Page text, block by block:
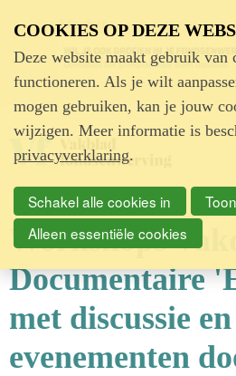
Advertentie
Workshops
Documentaire
met discussie
evenementen
COOKIES OP DEZE
Deze website maakt gebruik van
functioneren. Als je wilt
mogen gebruiken, kan je jouw
wijzigen. Meer informatie is
privacyverklaring.
Schakel alle cookies in
Alleen essentiële cookies